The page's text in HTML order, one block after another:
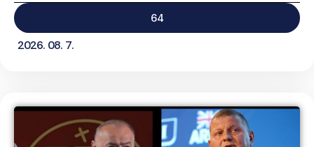
64
2026. 08. 7.